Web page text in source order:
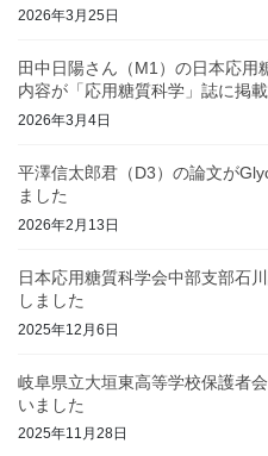
2026年3月25日
田中日陽さん（M1）の日本応用
内容が「応用糖質科学」誌に掲
2026年3月4日
平澤信太郎君（D3）の論文が
ました
2026年2月13日
日本応用糖質科学会中部支部石
しました
2025年12月6日
岐阜県立大垣東高等学校保護者
いました
2025年11月28日